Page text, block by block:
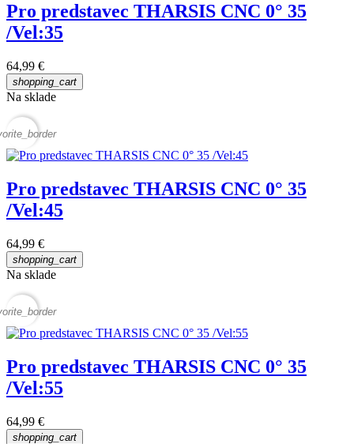
Pro predstavec THARSIS CNC 0° 35
/Vel:35
64,99 €
shopping_cart
Na sklade
Pro predstavec THARSIS CNC 0° 35
/Vel:45
64,99 €
shopping_cart
Na sklade
Pro predstavec THARSIS CNC 0° 35
/Vel:55
64,99 €
shopping_cart